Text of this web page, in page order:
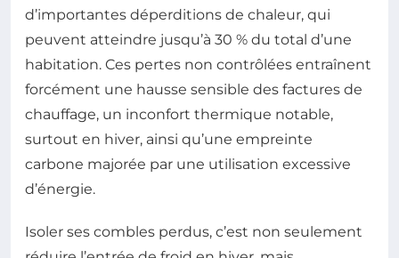
d’importantes déperditions de chaleur, qui
peuvent atteindre jusqu’à 30 % du total d’une
habitation. Ces pertes non contrôlées entraînent
forcément une hausse sensible des factures de
chauffage, un inconfort thermique notable,
surtout en hiver, ainsi qu’une empreinte
carbone majorée par une utilisation excessive
d’énergie.
Isoler ses combles perdus, c’est non seulement